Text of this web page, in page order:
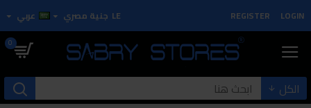
LOGIN
REGISTER
LE جنية مصري عربي
0
الكل